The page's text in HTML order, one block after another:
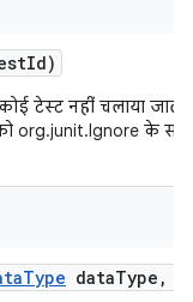
Id)
टेस्ट नहीं चलाया
org.junit.Ignore के
Type dataType ,